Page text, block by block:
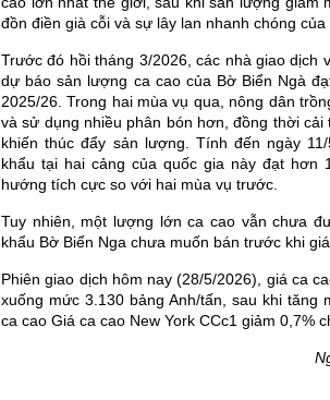
đồn điền già cỗi và sự lây lan nhanh chóng của
Trước đó hồi tháng 3/2026, các nhà giao dịch
dự báo sản lượng ca cao của Bờ Biển Ngà
2025/26. Trong hai mùa vụ qua, nông dân
và sử dụng nhiều phân bón hơn, đồng thời cải
khiến thúc đẩy sản lượng. Tính đến ngày
khẩu tại hai cảng của quốc gia này đạt hơn
hướng tích cực so với hai mùa vụ trước.
Tuy nhiên, một lượng lớn ca cao vẫn chưa
khẩu Bờ Biển Nga chưa muốn bán trước khi giá
Phiên giao dịch hôm nay (28/5/2026), giá ca
xuống mức 3.130 bảng Anh/tấn, sau khi tăng
ca cao Giá ca cao New York CCc1 giảm 0,7%